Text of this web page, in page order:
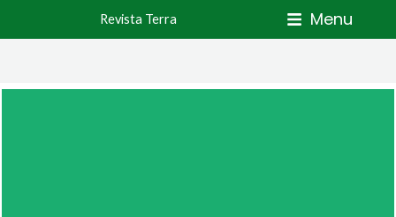
Revista Terra Menu